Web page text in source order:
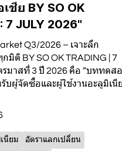
ชีย BY SO OK
7 JULY 2026"
Q3/2026 – เจาะลึก
มิติ BY SO OK TRADING | 7
รมาสที่ 3 ปี 2026 คือ “บททดส
บผู้จัดซื้อและผู้ใช้งานอะลูมิเนี
นียม อัตราแลกเปลี่ยน